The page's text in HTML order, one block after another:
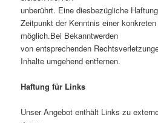
unberührt. Eine diesbezügliche
Zeitpunkt der Kenntnis einer
möglich.Bei Bekanntwerden
von entsprechenden
Inhalte umgehend entfernen.
Haftung für Links
Unser Angebot enthält Links zu